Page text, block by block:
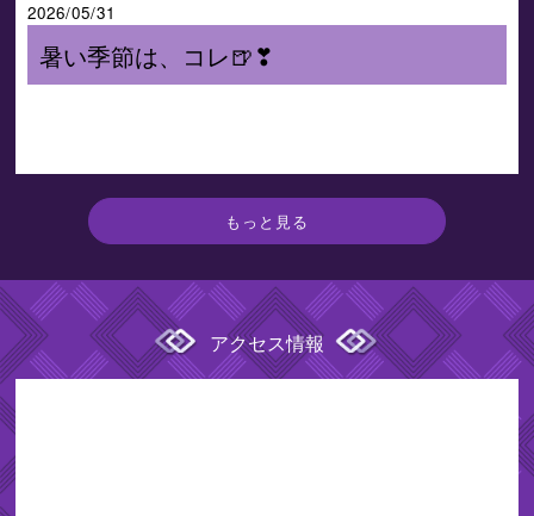
2026/05/31
暑い季節は、コレ🍺❣
もっと見る
アクセス情報